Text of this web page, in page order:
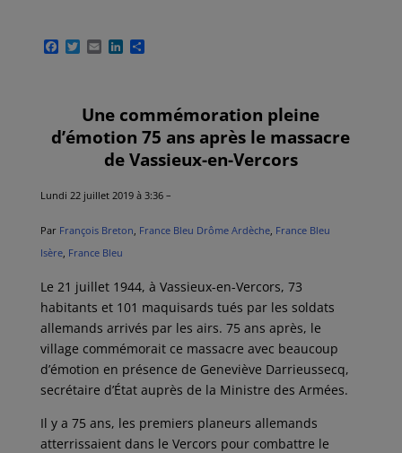
F
o
k
T
t
e
r
E L
d
I
n
P
g
e
r
Une commémoration pleine
d’émotion 75 ans après le massacre
de Vassieux-en-Vercors
Lundi 22 juillet 2019 à 3:36 –
Par François Breton, France Bleu Drôme Ardèche, France Bleu
Isère, France Bleu
Le 21 juillet 1944, à Vassieux-en-Vercors, 73
habitants et 101 maquisards tués par les soldats
allemands arrivés par les airs. 75 ans après, le
village commémorait ce massacre avec beaucoup
d’émotion en présence de Geneviève Darrieussecq,
secrétaire d’État auprès de la Ministre des Armées.
Il y a 75 ans, les premiers planeurs allemands
atterrissaient dans le Vercors pour combattre le